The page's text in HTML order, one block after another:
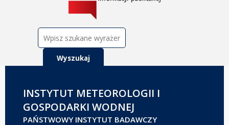
INSTYTUT METEOROLOGII I
GOSPODARKI WODNEJ
PAŃSTWOWY INSTYTUT BADAWCZY